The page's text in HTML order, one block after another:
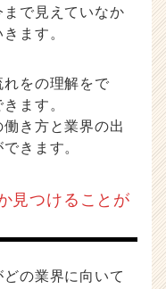
で見えていなか
ます。
をの理解をで
ます。
き方と業界の出
きます。
見つけることが
の業界に向いて